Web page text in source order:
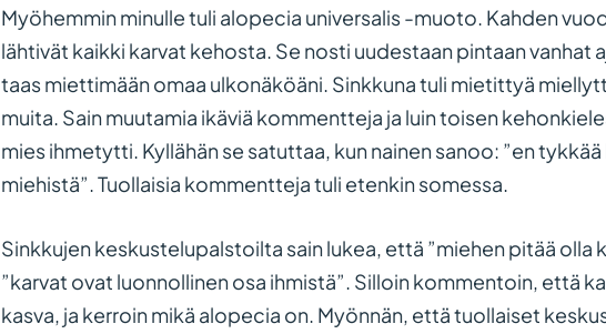
Myöhemmin minulle tuli alopecia universalis -muoto. Kahden
lähtivät kaikki karvat kehosta. Se nosti uudestaan pintaan vanhat
taas miettimään omaa ulkonäköäni. Sinkkuna tuli mietittyä
muita. Sain muutamia ikäviä kommentteja ja luin toisen
mies ihmetytti. Kyllähän se satuttaa, kun nainen sanoo: ”en
miehistä”. Tuollaisia kommentteja tuli etenkin somessa.
Sinkkujen keskustelupalstoilta sain lukea, että ”miehen pitää olla
”karvat ovat luonnollinen osa ihmistä”. Silloin kommentoin, että
kasva, ja kerroin mikä alopecia on. Myönnän, että tuollaiset